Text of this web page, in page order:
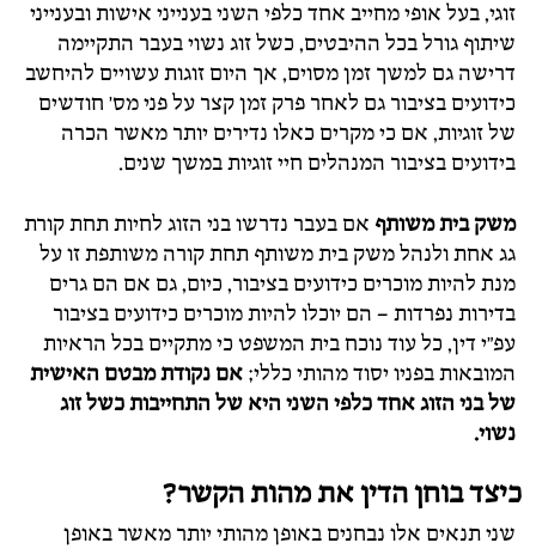
זוגי, בעל אופי מחייב אחד כלפי השני בענייני אישות ובענייני
שיתוף גורל בכל ההיבטים, כשל זוג נשוי בעבר התקיימה
דרישה גם למשך זמן מסוים, אך היום זוגות עשויים להיחשב
כידועים בציבור גם לאחר פרק זמן קצר על פני מס' חודשים
של זוגיות, אם כי מקרים כאלו נדירים יותר מאשר הכרה
בידועים בציבור המנהלים חיי זוגיות במשך שנים.
משק בית משותף אם בעבר נדרשו בני הזוג לחיות תחת קורת
גג אחת ולנהל משק בית משותף תחת קורה משותפת זו על
מנת להיות מוכרים כידועים בציבור, כיום, גם אם הם גרים
בדירות נפרדות – הם יוכלו להיות מוכרים כידועים בציבור
עפ"י דין, כל עוד נוכח בית המשפט כי מתקיים בכל הראיות
המובאות בפניו יסוד מהותי כללי; אם נקודת מבטם האישית
של בני הזוג אחד כלפי השני היא של התחייבות כשל זוג
נשוי.
כיצד בוחן הדין את מהות הקשר?
שני תנאים אלו נבחנים באופן מהותי יותר מאשר באופן